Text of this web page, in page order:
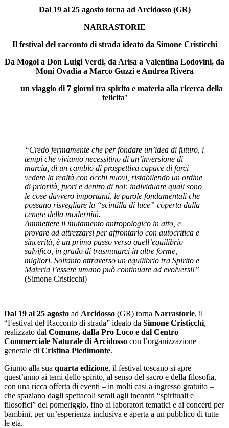
Dal 19 al 25 agosto torna ad Arcidosso (GR)
NARRASTORIE
Il festival del racconto di strada ideato da Simone Cristicchi
Da Mogol a Don Luigi Verdi, da Arisa a Valentina Lodovini, da
Moni Ovadia a Marco Guzzi e Andrea Rivera
un viaggio di 7 giorni tra spirito e materia alla ricerca della
felicita’
“Credo fermamente che per fondare un’idea di futuro, i
tempi che viviamo necessitino di un’inversione di
marcia, di un cambio di prospettiva capace di farci
vedere la realtà con occhi nuovi, ristabilendo un ordine
di priorità, fuori e dentro di noi: individuare quali sono
le cose davvero importanti, le parole fondamentali che
possano risvegliare la “scintilla di luce” coperta dalla
cenere della modernità.
Ammettere il mutamento antropologico in atto, e
provare ad attrezzarsi per affrontarlo con autocritica e
sincerità, è un primo passo verso quell’equilibrio
salvifico, in grado di trasmutarci in altre forme,
migliori. Soltanto attraverso un equilibrio tra Spirito e
Materia l’essere umano può continuare ad evolversi!”
(Simone Cristicchi)
Dal 19 al 25 agosto ad Arcidosso (GR) torna Narrastorie, il
“Festival del Racconto di strada” ideato da Simone Cristicchi,
realizzato dal Comune, dalla Pro Loco e dal Centro
Commerciale Naturale di Arcidosso con l’organizzazione
generale di Cristina Piedimonte.
Giunto alla sua quarta edizione, il festival toscano si apre
quest’anno ai temi dello spirito, al senso del sacro e della filosofia,
con una ricca offerta di eventi – in molti casi a ingresso gratuito –
che spaziano dagli spettacoli serali agli incontri “spirituali e
filosofici” del pomeriggio, fino ai laboratori tematici e ai concerti per
bambini, per un’esperienza inclusiva e aperta a un pubblico di tutte
le età.